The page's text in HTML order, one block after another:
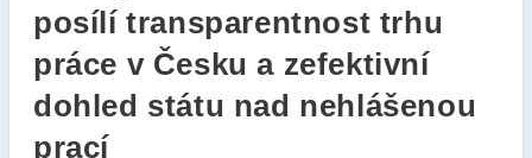
posílí transparentnost trhu
práce v Česku a zefektivní
dohled státu nad nehlášenou
prací